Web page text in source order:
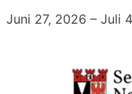
Juni 27, 2026 – Juli